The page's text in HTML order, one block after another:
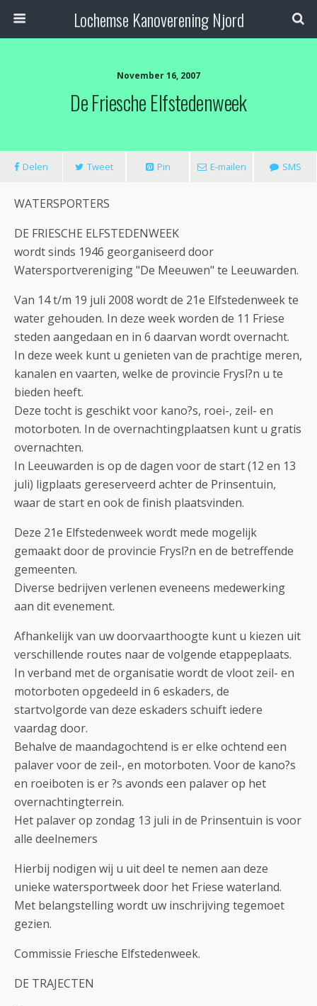
Lochemse Kanoverening Njord
November 16, 2007
De Friesche Elfstedenweek
Delen Tweet Pin E-mailen SMS
WATERSPORTERS
DE FRIESCHE ELFSTEDENWEEK
wordt sinds 1946 georganiseerd door
Watersportvereniging "De Meeuwen" te Leeuwarden.
Van 14 t/m 19 juli 2008 wordt de 21e Elfstedenweek te
water gehouden. In deze week worden de 11 Friese
steden aangedaan en in 6 daarvan wordt overnacht.
In deze week kunt u genieten van de prachtige meren,
kanalen en vaarten, welke de provincie Frysl?n u te
bieden heeft.
Deze tocht is geschikt voor kano?s, roei-, zeil- en
motorboten. In de overnachtingplaatsen kunt u gratis
overnachten.
In Leeuwarden is op de dagen voor de start (12 en 13
juli) ligplaats gereserveerd achter de Prinsentuin,
waar de start en ook de finish plaatsvinden.
Deze 21e Elfstedenweek wordt mede mogelijk
gemaakt door de provincie Frysl?n en de betreffende
gemeenten.
Diverse bedrijven verlenen eveneens medewerking
aan dit evenement.
Afhankelijk van uw doorvaarthoogte kunt u kiezen uit
verschillende routes naar de volgende etappeplaats.
In verband met de organisatie wordt de vloot zeil- en
motorboten opgedeeld in 6 eskaders, de
startvolgorde van deze eskaders schuift iedere
vaardag door.
Behalve de maandagochtend is er elke ochtend een
palaver voor de zeil-, en motorboten. Voor de kano?s
en roeiboten is er ?s avonds een palaver op het
overnachtingterrein.
Het palaver op zondag 13 juli in de Prinsentuin is voor
alle deelnemers
Hierbij nodigen wij u uit deel te nemen aan deze
unieke watersportweek door het Friese waterland.
Met belangstelling wordt uw inschrijving tegemoet
gezien.
Commissie Friesche Elfstedenweek.
DE TRAJECTEN